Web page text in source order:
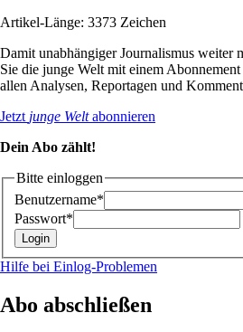
Artikel-Länge: 3373 Zeichen
Damit unabhängiger Journalismus weiter
Sie die junge Welt mit einem
allen Analysen, Reportagen und
Jetzt junge Weltabonnieren
Dein Abo zählt!
Bitte einloggen
Benutzername*
Passwort*
Hilfe bei Einlog-Problemen
Abo abschließen